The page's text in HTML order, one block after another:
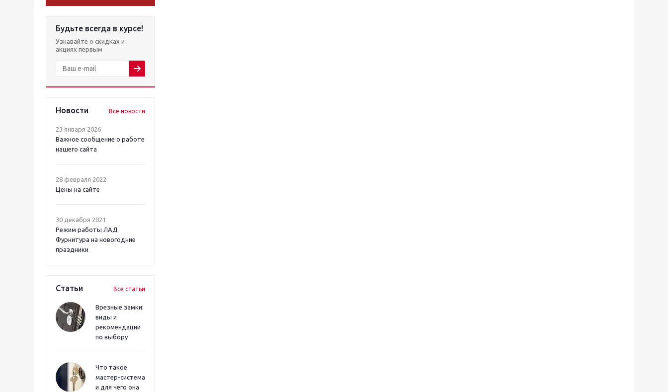
Будьте всегда в курсе!
Узнавайте о скидках и
акциях первым
Новости Все новости
23 января 2026
Важное сообщение о работе
нашего сайта
28 февраля 2022
Цены на сайте
30 декабря 2021
Режим работы ЛАД
Фурнитура на новогодние
праздники
Статьи Все статьи
Врезные замки:
виды и
рекомендации
по выбору
Что такое
мастер-система
и для чего она